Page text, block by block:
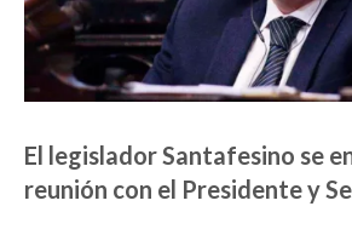
El legislador Santafesino se
reunión con el Presidente y